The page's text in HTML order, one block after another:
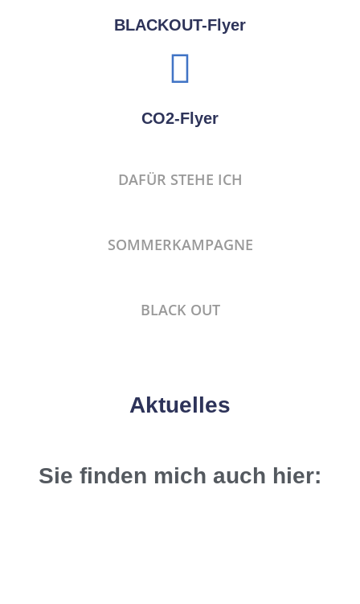
BLACKOUT-Flyer
CO2-Flyer
DAFÜR STEHE ICH
SOMMERKAMPAGNE
BLACK OUT
Aktuelles
Sie finden mich auch hier: